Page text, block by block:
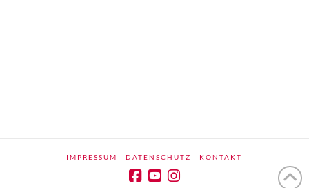
IMPRESSUM DATENSCHUTZ KONTAKT